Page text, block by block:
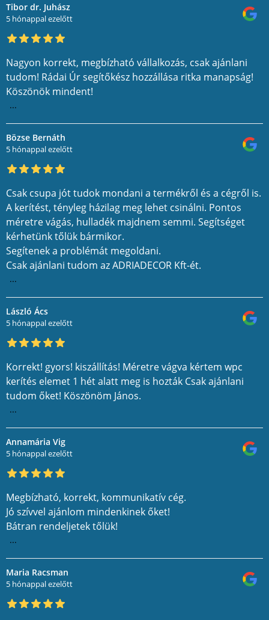
Tibor dr. Juhász
5 hónappal ezelőtt
Nagyon korrekt, megbízható vállalkozás, csak ajánlani
tudom! Rádai Úr segítőkész hozzállása ritka manapság!
Köszönök mindent!
...
Bözse Bernáth
5 hónappal ezelőtt
Csak csupa jót tudok mondani a termékről és a cégről is.
A kerítést, tényleg házilag meg lehet csinálni. Pontos
méretre vágás, hulladék majdnem semmi. Segítséget
kérhetünk tőlük bármikor.
Segítenek a problémát megoldani.
Csak ajánlani tudom az ADRIADECOR Kft-ét.
...
László Ács
5 hónappal ezelőtt
Korrekt! gyors! kiszállítás! Méretre vágva kértem wpc
kerítés elemet 1 hét alatt meg is hozták Csak ajánlani
tudom őket! Köszönöm János.
...
Annamária Vig
5 hónappal ezelőtt
Megbízható, korrekt, kommunikatív cég.
Jó szívvel ajánlom mindenkinek őket!
Bátran rendeljetek tőlük!
...
Maria Racsman
5 hónappal ezelőtt